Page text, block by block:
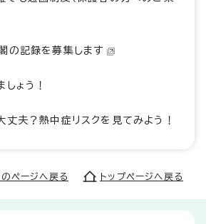
の記録を募集します
ょう！
丈夫？熱中症リスクを見てみよう！
ページへ戻る トップページへ戻る